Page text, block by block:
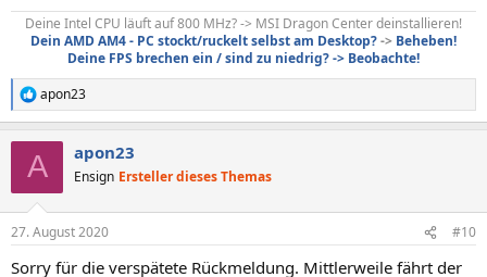
Deine Intel CPU läuft auf 800 MHz? -> MSI Dragon Center deinstallieren!
Dein AMD AM4 - PC stockt/ruckelt selbst am Desktop?-> Beheben!
Deine FPS brechen ein / sind zu niedrig? -> Beobachte!
R
e
e
apon23
A apon23
Ensign Ersteller dieses Themas
27. August 2020 #10
Sorry für die verspätete Rückmeldung. Mittlerweile fährt der